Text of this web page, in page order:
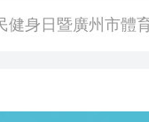
型能力逼近「危險